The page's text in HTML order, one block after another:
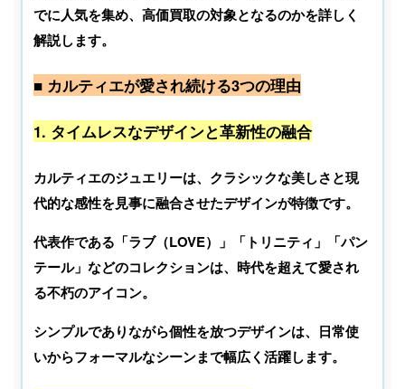
でに人気を集め、高価買取の対象となるのかを詳しく
解説します。
■ カルティエが愛され続ける3つの理由
1. タイムレスなデザインと革新性の融合
カルティエのジュエリーは、クラシックな美しさと現
代的な感性を見事に融合させたデザインが特徴です。
代表作である「ラブ（LOVE）」「トリニティ」「パン
テール」などのコレクションは、時代を超えて愛され
る不朽のアイコン。
シンプルでありながら個性を放つデザインは、日常使
いからフォーマルなシーンまで幅広く活躍します。